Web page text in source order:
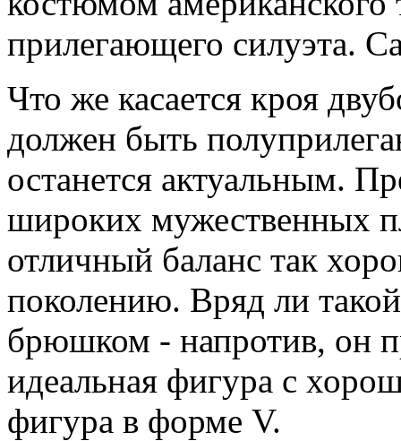
прилегающего силуэта.
Что же касается кроя
должен быть
останется актуальным.
широких мужественных
отличный баланс так
поколению. Вряд ли
брюшком - напротив, он
идеальная фигура с
фигура в форме V.